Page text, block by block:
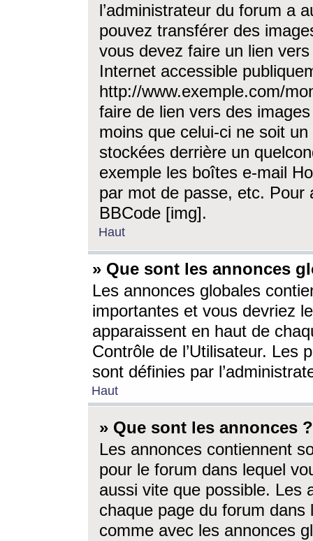
l’administrateur du forum a
pouvez transférer des
vous devez faire un lien
Internet accessible
http://www.exemple.com/
faire de lien vers des
moins que celui-ci ne soit
stockées derrière un
exemple les boîtes e-mail
par mot de passe, etc. Pour
BBCode [img].
Haut
» Que sont les annonces
Les annonces globales
importantes et vous devriez
apparaissent en haut de
Contrôle de l’Utilisateur. Les
sont définies par
Haut
» Que sont les annonces ?
Les annonces contiennent
pour le forum dans lequel
aussi vite que possible. Les
chaque page du forum dans
comme avec les annonces